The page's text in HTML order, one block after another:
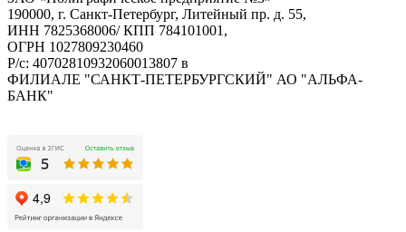
190000, г. Санкт-Петербург, Литейный пр. д. 55,
ИНН 7825368006/ КПП 784101001,
ОГРН 1027809230460
Р/с: 40702810932060013807 в
ФИЛИАЛЕ "САНКТ-ПЕТЕРБУРГСКИЙ" АО "АЛЬФА-
БАНК"